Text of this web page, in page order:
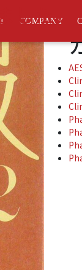
COMPANY
た。